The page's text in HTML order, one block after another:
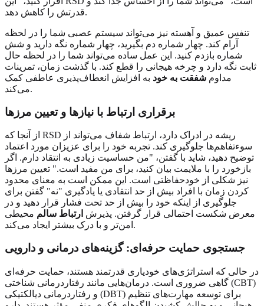
قدرتش را کاهش دهد.
تنفس عمیق و آهسته نیز می‌تواند سیستم عصبی شما را در لحظه
آرام کند. چهار شماره دم بگیرید، چهار شماره نگه دارید و شش
شماره بازدم کنید. این عمل ساده می‌تواند شما را در لحظه حال
ثابت نگه دارد و چرخه هیجانی را قطع کند. با گذشت زمان، تمرینات
مداوم شفقت به خود به افزایش انعطاف‌پذیری عاطفی کمک
می‌کند.
برقراری ارتباط با نیازها و تعیین مرزها
از آنجا که RSD ریشه در ادراک دارد، ارتباط شفاف می‌تواند از
سوءتفاهم‌ها جلوگیری کند. تجربه خود را برای عزیزان مورد اعتماد
توضیح دهید، شاید با گفتن، "من حساسیت زیادی به انتقاد دارم. اگر
بازخورد را با ملایمت بیان کنید، برای من مفید است." تعیین مرزها
نیز شکلی از خودحفاظتی است. این ممکن است به معنای محدود
کردن زمان با افراد بیش از حد انتقادی یا یادگیری "نه" گفتن برای
جلوگیری از اینکه خود را بیش از حد تحت فشار قرار دهید و در
معرض شکست احتمالی قرار گرفتن. پذیرش ارتباط سالم محیطی
امن‌تر و با درک بیشتر ایجاد می‌کند.
جستجوی حمایت حرفه‌ای: گزینه‌های درمانی و دارویی
در حالی که استراتژی‌های خودیاری قدرتمند هستند، حمایت حرفه‌ای
گاهی ضروری است. درمان‌هایی مانند رفتاردرمانی شناختی (CBT)
و رفتاردرمانی دیالکتیکی (DBT) برای توسعه مهارت‌های تنظیم